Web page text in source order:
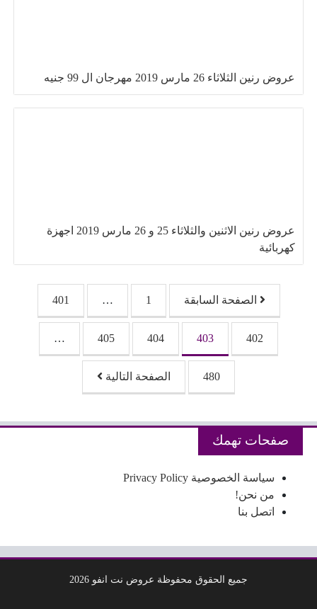
عروض رنين الثلاثاء 26 مارس 2019 مهرجان ال 99 جنيه
عروض رنين الاثنين والثلاثاء 25 و 26 مارس 2019 اجهزة
كهربائية
تصفّح المقالات
الصفحة السابقة 1
…
401
402
403
404
405
…
480 الصفحة التالية
صفحات تهمك
سياسة الخصوصية Privacy Policy
من نحن!
اتصل بنا
جميع الحقوق محفوظة عروض نت انفو 2026